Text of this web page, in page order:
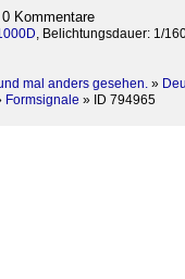
Kommentare
, Belichtungsdauer: 1/
mal anders gesehen. »
Formsignale » ID 794965